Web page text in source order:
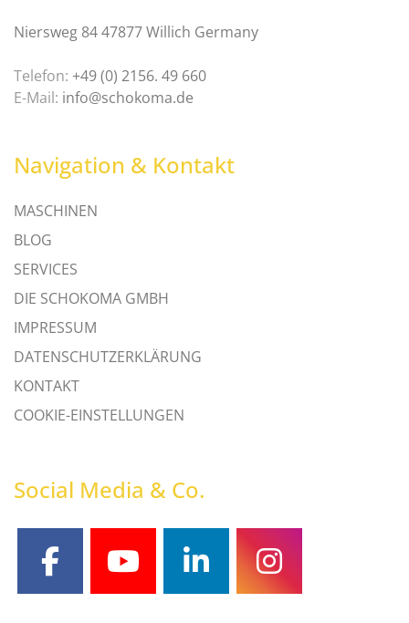
Niersweg 84 47877 Willich Germany
Telefon: +49 (0) 2156. 49 660
E-Mail: info@schokoma.de
Navigation & Kontakt
MASCHINEN
BLOG
SERVICES
DIE SCHOKOMA GMBH
IMPRESSUM
DATENSCHUTZERKLÄRUNG
KONTAKT
COOKIE-EINSTELLUNGEN
Social Media & Co.
facebookyoutubelinkedininstagram